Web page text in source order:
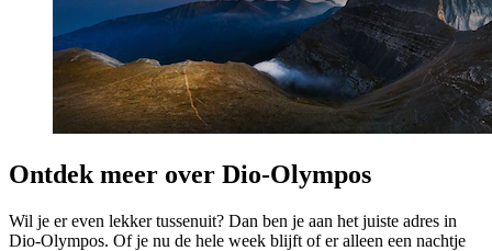
Ontdek meer over Dio-Olympos
Wil je er even lekker tussenuit? Dan ben je aan het juiste adres in
Dio-Olympos. Of je nu de hele week blijft of er alleen een nachtje